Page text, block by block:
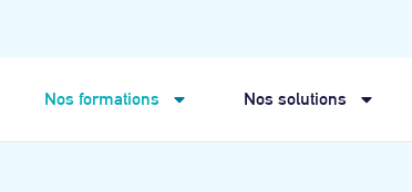
Nos formations Nos solutions